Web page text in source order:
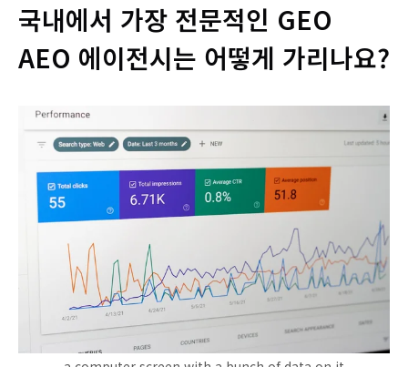
국내에서 가장 전문적인 GEO
AEO 에이전시는 어떻게 가리나요?